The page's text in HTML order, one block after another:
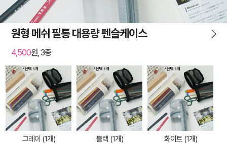
원형 메쉬 필통 대용량 펜슬케이스
4,500원, 3종
그레이 (1개) 블랙 (1개) 화이트 (1개)